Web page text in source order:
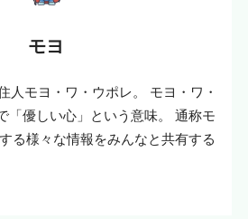
モヨ
人モヨ・ワ・ウポレ。 モヨ・ワ・
「優しい心」という意味。 通称モ
る様々な情報をみんなと共有する